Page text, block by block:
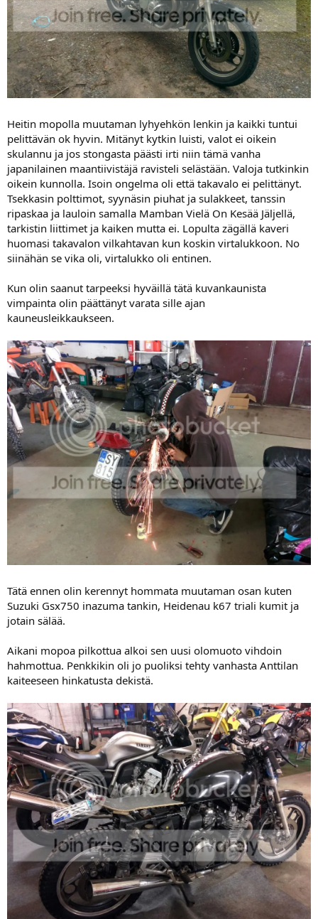
Heitin mopolla muutaman lyhyehkön lenkin ja kaikki tuntui
pelittävän ok hyvin. Mitänyt kytkin luisti, valot ei oikein
skulannu ja jos stongasta päästi irti niin tämä vanha
japanilainen maantiivistäjä ravisteli selästään. Valoja tutkinkin
oikein kunnolla. Isoin ongelma oli että takavalo ei pelittänyt.
Tsekkasin polttimot, syynäsin piuhat ja sulakkeet, tanssin
ripaskaa ja lauloin samalla Mamban Vielä On Kesää Jäljellä,
tarkistin liittimet ja kaiken mutta ei. Lopulta zägällä kaveri
huomasi takavalon vilkahtavan kun koskin virtalukkoon. No
siinähän se vika oli, virtalukko oli entinen.
Kun olin saanut tarpeeksi hyväillä tätä kuvankaunista
vimpainta olin päättänyt varata sille ajan
kauneusleikkaukseen.
Tätä ennen olin kerennyt hommata muutaman osan kuten
Suzuki Gsx750 inazuma tankin, Heidenau k67 triali kumit ja
jotain sälää.
Aikani mopoa pilkottua alkoi sen uusi olomuoto vihdoin
hahmottua. Penkkikin oli jo puoliksi tehty vanhasta Anttilan
kaiteeseen hinkatusta dekistä.